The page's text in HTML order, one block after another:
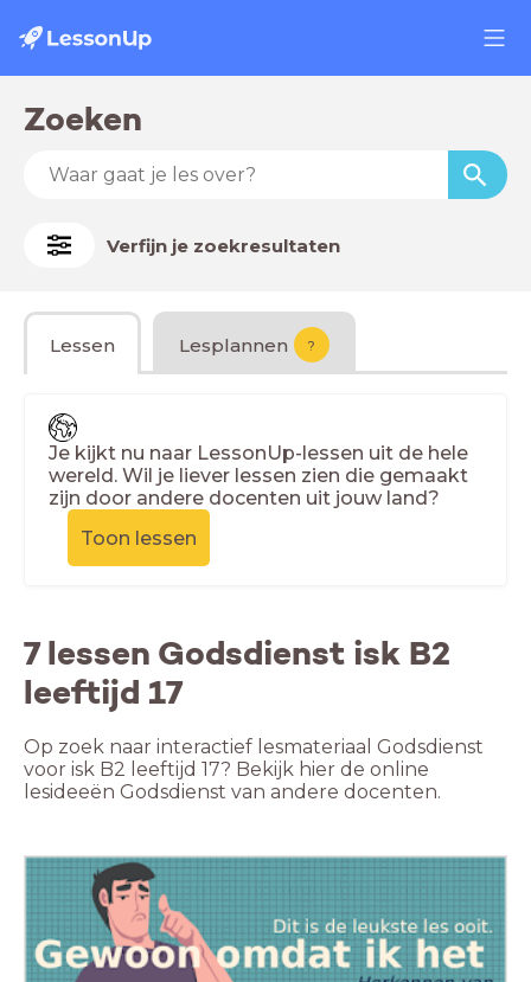
Zoeken
Verfijn je zoekresultaten
Lessen Lesplannen ?
Je kijkt nu naar LessonUp-lessen uit de hele
wereld. Wil je liever lessen zien die gemaakt
zijn door andere docenten uit jouw land?
Toon lessen
7 lessen Godsdienst isk B2
leeftijd 17
Op zoek naar interactief lesmateriaal Godsdienst
voor isk B2 leeftijd 17? Bekijk hier de online
lesideeën Godsdienst van andere docenten.